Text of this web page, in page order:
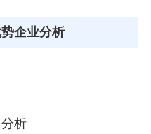
企业分析
析